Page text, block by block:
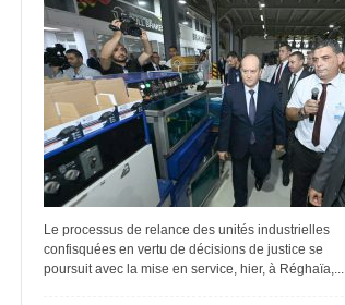
Le processus de relance des unités industrielles
confisquées en vertu de décisions de justice se
poursuit avec la mise en service, hier, à Réghaïa,...